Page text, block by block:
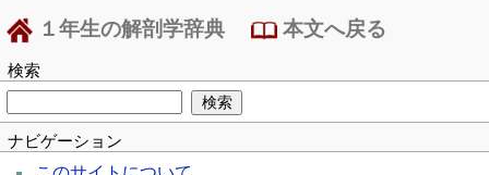
１年生の解剖学辞典 本文へ戻る
検索
ナビゲーション